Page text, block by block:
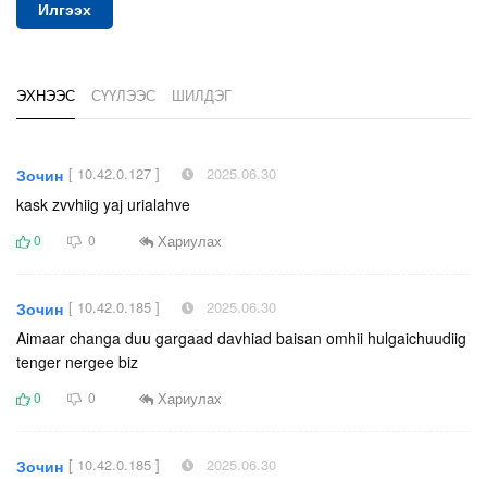
Илгээх
ЭХНЭЭС СҮҮЛЭЭС ШИЛДЭГ
Зочин [ 10.42.0.127 ] 2025.06.30
kask zvvhiig yaj urialahve
0 0 Хариулах
Зочин [ 10.42.0.185 ] 2025.06.30
Aimaar changa duu gargaad davhiad baisan omhii hulgaichuudiig
tenger nergee biz
0 0 Хариулах
Зочин [ 10.42.0.185 ] 2025.06.30